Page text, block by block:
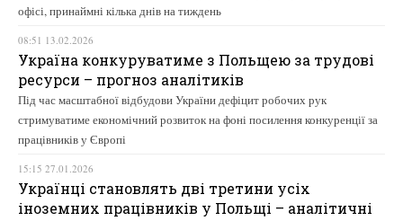
офісі, принаймні кілька днів на тиждень
08:51 13.02.2026
Україна конкуруватиме з Польщею за трудові
ресурси – прогноз аналітиків
Під час масштабної відбудови України дефіцит робочих рук
стримуватиме економічний розвиток на фоні посилення конкуренції за
працівників у Європі
15:15 27.01.2026
Українці становлять дві третини усіх
іноземних працівників у Польщі – аналітичні